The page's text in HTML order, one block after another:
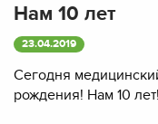
Нам 10 лет
23.04.2019
Сегодня
рождения! Нам 10 лет!